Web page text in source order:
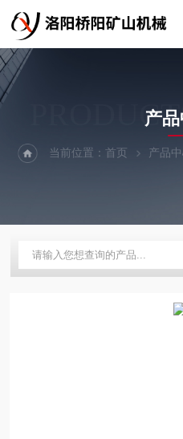
产
当前位置：首页 产品